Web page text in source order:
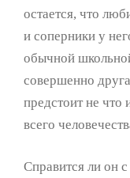
остается, что
и соперники у
обычной
совершенно
предстоит не что
всего
Справится ли он